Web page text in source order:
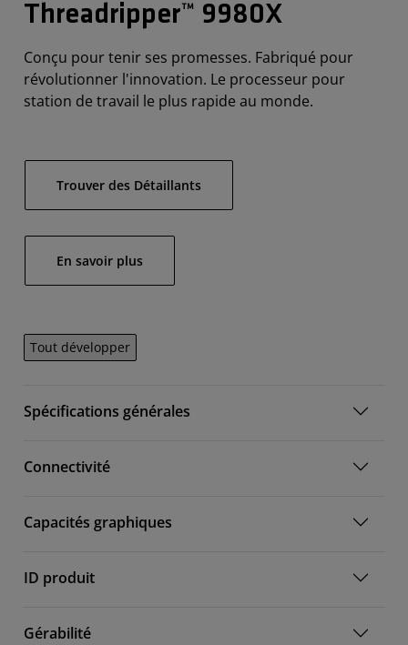
Threadripper™ 9980X
Conçu pour tenir ses promesses. Fabriqué pour
révolutionner l'innovation. Le processeur pour
station de travail le plus rapide au monde.
Trouver des Détaillants
En savoir plus
Tout développer
Spécifications générales
Connectivité
Capacités graphiques
ID produit
Gérabilité